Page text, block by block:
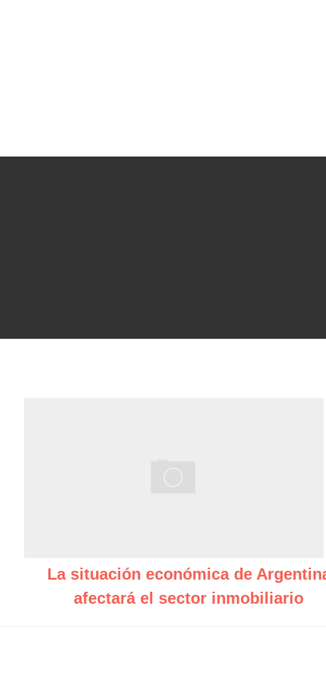
La situación económica de
afectará el sector inmobiliario